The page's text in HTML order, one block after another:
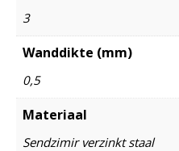
3
Wanddikte (mm)
0,5
Materiaal
Sendzimir verzinkt staal